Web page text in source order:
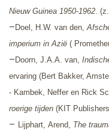
Nieuw Guinea 1950-1962 .
– Doel, H.W. van den,
imperium in Azië (
– Doorn, J.A.A. van,
ervaring (Bert Bakker,
- Kambek, Neffer en Rick
roerige tijden (KIT
– Lijphart, Arend,
The